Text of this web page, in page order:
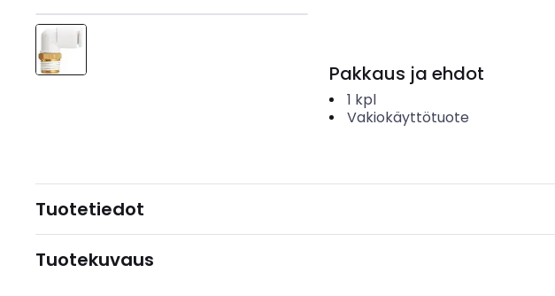
Pakkaus ja ehdot
1 kpl
Vakiokäyttötuote
Tuotetiedot
Tuotekuvaus